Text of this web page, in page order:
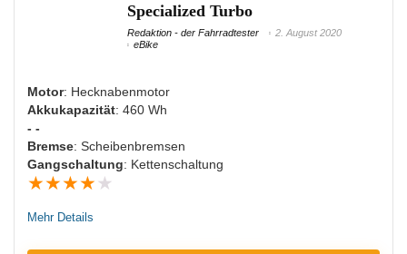
Langlebiger Akku
NACHTEILE:
Nicht für sehr schwere Menschen geeignet
Specialized Turbo
Redaktion - der Fahrradtester
2. August 2020
eBike
Motor: Hecknabenmotor
Akkukapazität: 460 Wh
- -
Bremse: Scheibenbremsen
Gangschaltung: Kettenschaltung
★★★★ ★
Mehr Details